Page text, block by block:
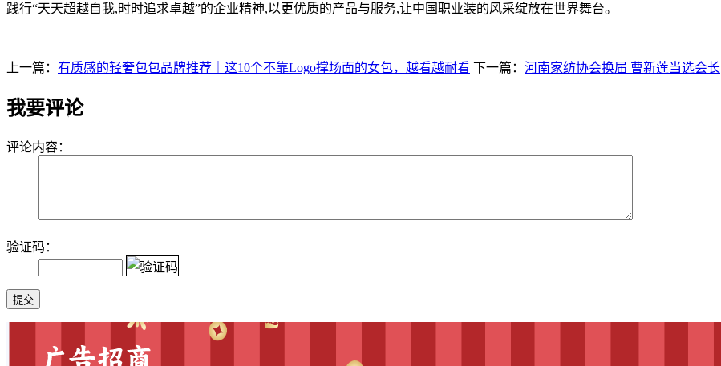
践行“天天超越自我,时时追求卓越”的企业精神,以更优质的产品与服务,让中国职业装的风采绽放在世界舞台。
上一篇： 有质感的轻奢包包品牌推荐｜这10个不靠Logo撑场面的女包，越看越耐看 下一篇： 河南家纺协会换届 曹新莲当选会长
我要评论
评论内容：
验证码：